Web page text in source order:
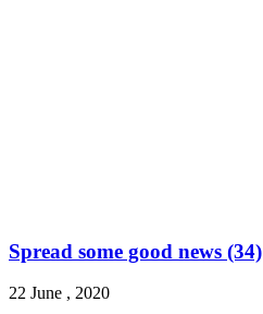
Spread some good news (34)
22 June , 2020